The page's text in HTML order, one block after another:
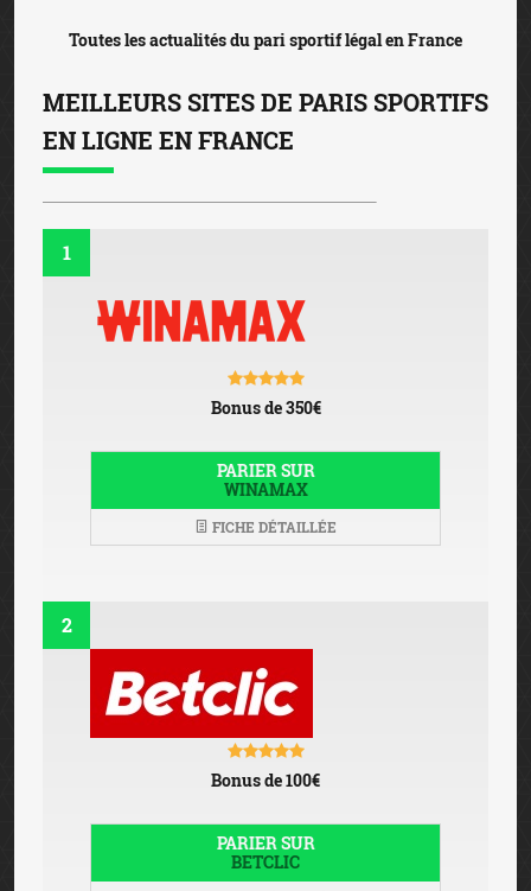
Bonus de 100€
PARIER SUR
OLYBET
FICHE DÉTAILLÉE
© 2026 JEU-LEGAL-FRANCE.FR- Tous droits réservés -
Charte graphique Six Design
Mentions légales-Avertissement-Affiliation-Jeu